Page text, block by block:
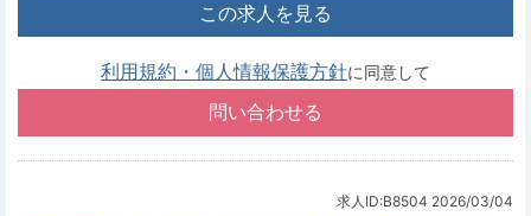
この求人を見る
利用規約・個人情報保護方針に同意して
求人ID:B8504 2026/03/04